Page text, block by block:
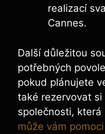
realizací
Cannes.
Další důležitou
potřebných
pokud plánujete
také rezervovat
společnosti,
může vám pomoci